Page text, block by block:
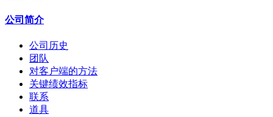
公司简介
公司历史
团队
对客户端的方法
关键绩效指标
联系
道具